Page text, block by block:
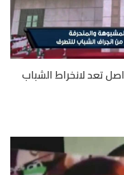
تعد لانخراط الشباب